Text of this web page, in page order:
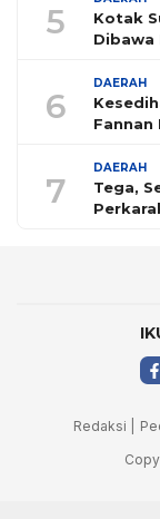
5
Kotak
Dibawa
6
DAERAH
Fannan
7
DAERAH
Tega,
Redaksi |